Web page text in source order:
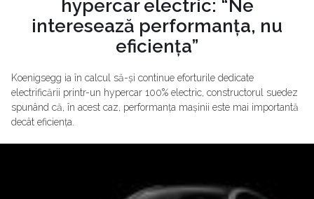
hypercar electric: “Ne
interesează performanța, nu
eficiența”
Koenigsegg ia în calcul să-și continue eforturile dedicate
electrificării printr-un hypercar 100% electric, constructorul suedez
spunând că, în acest caz, performanța mașinii este mai importantă
decât eficiența.